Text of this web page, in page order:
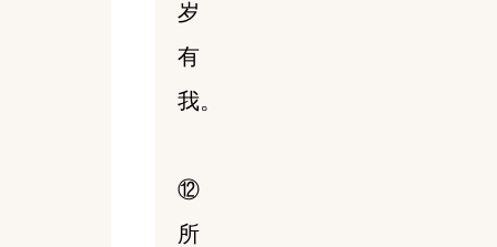
岁
有
我。
⑫
所